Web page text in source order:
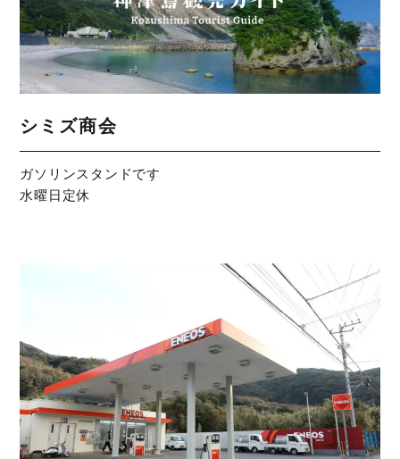
シミズ商会
ガソリンスタンドです
水曜日定休